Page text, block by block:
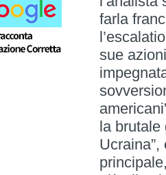
farla
sue
la brutale